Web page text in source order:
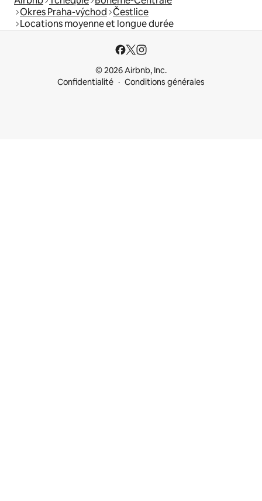
Okres Praha-východ Čestlice
Locations moyenne et longue durée
© 2026 Airbnb, Inc.
Confidentialité
Conditions générales